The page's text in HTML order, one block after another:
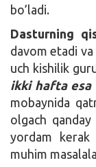
bo’ladi.
Dasturning
davom etadi va
uch kishilik
ikki hafta esa
mobaynida
olgach
yordam
muhim